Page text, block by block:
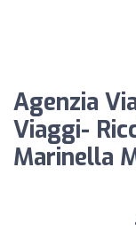
Agenzia
Viaggi-
Marinella